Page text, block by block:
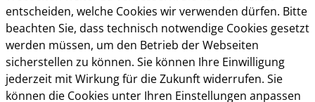
Kontakt
Homepage der Stadt Leverkusen
entscheiden, welche Cookies wir verwenden dürfen. Bitte
beachten Sie, dass technisch notwendige Cookies gesetzt
werden müssen, um den Betrieb der Webseiten
sicherstellen zu können. Sie können Ihre Einwilligung
jederzeit mit Wirkung für die Zukunft widerrufen. Sie
können die Cookies unter Ihren Einstellungen anpassen